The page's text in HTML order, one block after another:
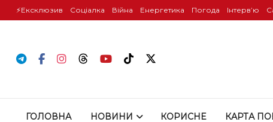
⚡️Ексклюзив Соціалка Війна Енергетика Погода Інтервʼю
ГОЛОВНА НОВИНИ КОРИСНЕ КАРТА